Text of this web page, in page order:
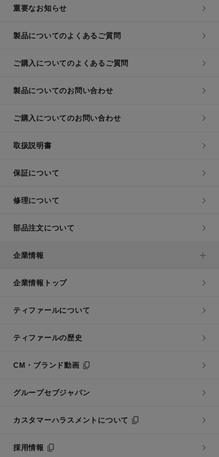
重要なお知らせ
製品についてのよくあるご質問
ご購入についてのよくあるご質問
製品についてのお問い合わせ
ご購入についてのお問い合わせ
取扱説明書
保証について
修理について
部品注文について
企業情報
企業情報トップ
ティファールについて
ティファールの歴史
CM・ブランド動画
グループセブジャパン
カスタマーハラスメントについて
採用情報